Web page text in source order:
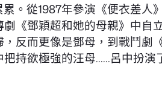
。從1987年參演《便衣差人
《鄧穎超和她的母親》中自
反而更像是鄧母，到戰鬥劇
持欲極強的汪母……呂中扮演